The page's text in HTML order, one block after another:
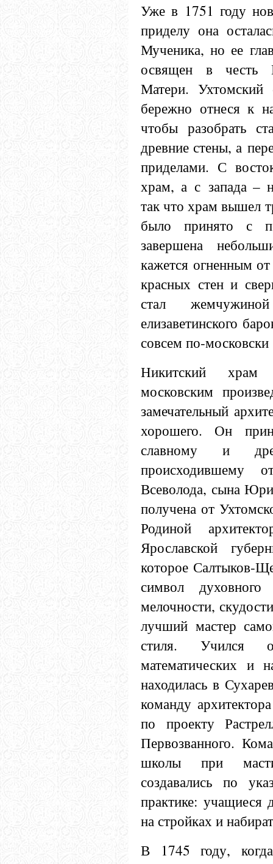
Уже в 1751 году
приделу она
Мученика, но ее
освящен в честь
Матери. Ухтомский
бережно отнеся к
чтобы разобрать
древние стены, а
приделами. С
храм, а с запада –
так что храм вышел
было принято с
завершена
кажется огненным
красных стен и
стал
елизаветинского
совсем по-
Никитский храм
московским
замечательный
хорошего. Он
славному и
происходившему
Всеволода, сына
получена от
Родиной
Ярославской
которое Салтыков-
символ духовного
мелочности,
лучший мастер
стиля. Учился
математических и
находилась в
команду
по проекту
Первозванного.
школы при
создавались по
практике:
на стройках и
В 1745 году, когда